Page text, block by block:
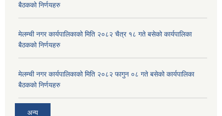
बैठकको निर्णयहरु
मेलम्ची नगर कार्यपालिकाको मिति २०८२ चैत्र १८ गते बसेको कार्यपालिका
बैठकको निर्णयहरु
मेलम्ची नगर कार्यपालिकाको मिति २०८२ फागुन ०८ गते बसेको कार्यपालिका
बैठकको निर्णयहरु
अन्य